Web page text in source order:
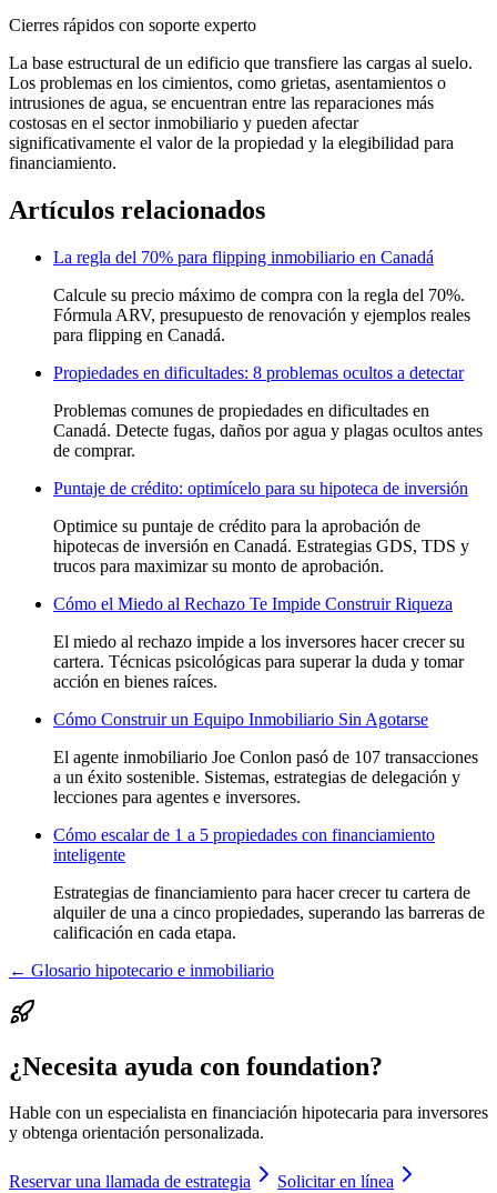
Cierres rápidos con soporte experto
La base estructural de un edificio que transfiere las cargas al suelo.
Los problemas en los cimientos, como grietas, asentamientos o
intrusiones de agua, se encuentran entre las reparaciones más
costosas en el sector inmobiliario y pueden afectar
significativamente el valor de la propiedad y la elegibilidad para
financiamiento.
Artículos relacionados
La regla del 70% para flipping inmobiliario en Canadá
Calcule su precio máximo de compra con la regla del 70%.
Fórmula ARV, presupuesto de renovación y ejemplos reales
para flipping en Canadá.
Propiedades en dificultades: 8 problemas ocultos a detectar
Problemas comunes de propiedades en dificultades en
Canadá. Detecte fugas, daños por agua y plagas ocultos antes
de comprar.
Puntaje de crédito: optimícelo para su hipoteca de inversión
Optimice su puntaje de crédito para la aprobación de
hipotecas de inversión en Canadá. Estrategias GDS, TDS y
trucos para maximizar su monto de aprobación.
Cómo el Miedo al Rechazo Te Impide Construir Riqueza
El miedo al rechazo impide a los inversores hacer crecer su
cartera. Técnicas psicológicas para superar la duda y tomar
acción en bienes raíces.
Cómo Construir un Equipo Inmobiliario Sin Agotarse
El agente inmobiliario Joe Conlon pasó de 107 transacciones
a un éxito sostenible. Sistemas, estrategias de delegación y
lecciones para agentes e inversores.
Cómo escalar de 1 a 5 propiedades con financiamiento
inteligente
Estrategias de financiamiento para hacer crecer tu cartera de
alquiler de una a cinco propiedades, superando las barreras de
calificación en cada etapa.
← Glosario hipotecario e inmobiliario
¿Necesita ayuda con foundation?
Hable con un especialista en financiación hipotecaria para inversores
y obtenga orientación personalizada.
Reservar una llamada de estrategia Solicitar en línea